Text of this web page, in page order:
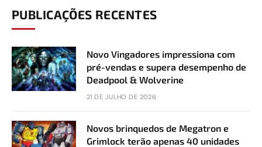
PUBLICAÇÕES RECENTES
Novo Vingadores impressiona com
pré-vendas e supera desempenho de
Deadpool & Wolverine
21 DE JULHO DE 2026
Novos brinquedos de Megatron e
Grimlock terão apenas 40 unidades